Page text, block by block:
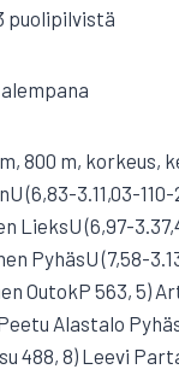
puolipilvistä
800 m, korkeus,
(6,83-3.11,03-110-
LieksU (6,97-
PyhäsU (7,58-
OutokP 563, 5)
Alastalo
488, 8) Leevi